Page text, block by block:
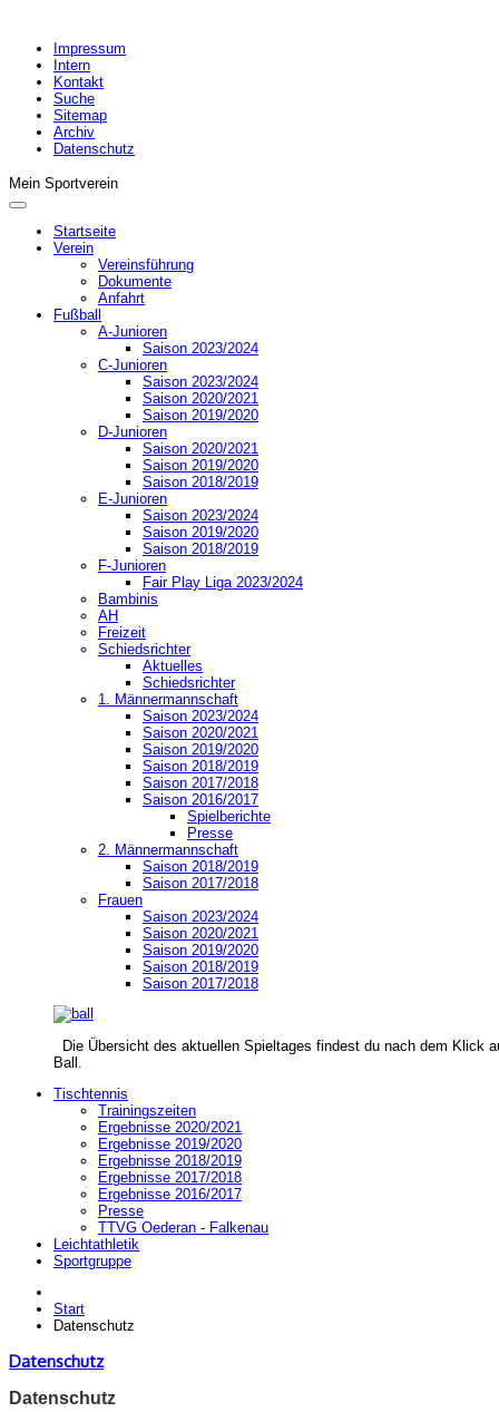
Impressum
Intern
Kontakt
Suche
Sitemap
Archiv
Datenschutz
Mein Sportverein
Startseite
Verein
Vereinsführung
Dokumente
Anfahrt
Fußball
A-Junioren
Saison 2023/2024
C-Junioren
Saison 2023/2024
Saison 2020/2021
Saison 2019/2020
D-Junioren
Saison 2020/2021
Saison 2019/2020
Saison 2018/2019
E-Junioren
Saison 2023/2024
Saison 2019/2020
Saison 2018/2019
F-Junioren
Fair Play Liga 2023/2024
Bambinis
AH
Freizeit
Schiedsrichter
Aktuelles
Schiedsrichter
1. Männermannschaft
Saison 2023/2024
Saison 2020/2021
Saison 2019/2020
Saison 2018/2019
Saison 2017/2018
Saison 2016/2017
Spielberichte
Presse
2. Männermannschaft
Saison 2018/2019
Saison 2017/2018
Frauen
Saison 2023/2024
Saison 2020/2021
Saison 2019/2020
Saison 2018/2019
Saison 2017/2018
Die Übersicht des aktuellen Spieltages findest du nach dem Klick
Ball.
Tischtennis
Trainingszeiten
Ergebnisse 2020/2021
Ergebnisse 2019/2020
Ergebnisse 2018/2019
Ergebnisse 2017/2018
Ergebnisse 2016/2017
Presse
TTVG Oederan - Falkenau
Leichtathletik
Sportgruppe
Start
Datenschutz
Datenschutz
Datenschutz